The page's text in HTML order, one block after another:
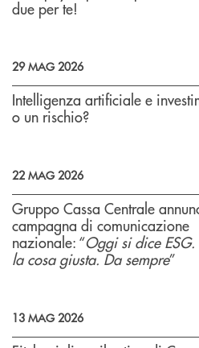
due per te!
29 MAG 2026
Intelligenza artificiale e
o un rischio?
22 MAG 2026
Gruppo Cassa Centrale
campagna di comunicazione
nazionale: “Oggi si dice
la cosa giusta. Da sempre”
13 MAG 2026